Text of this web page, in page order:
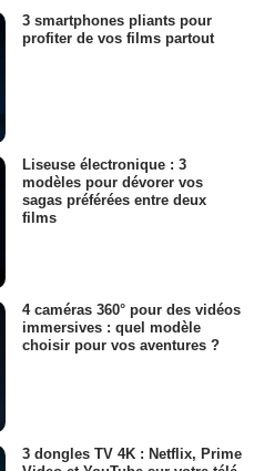
3 smartphones pliants pour
profiter de vos films partout
Liseuse électronique : 3
modèles pour dévorer vos
sagas préférées entre deux
films
4 caméras 360° pour des vidéos
immersives : quel modèle
choisir pour vos aventures ?
3 dongles TV 4K : Netflix, Prime